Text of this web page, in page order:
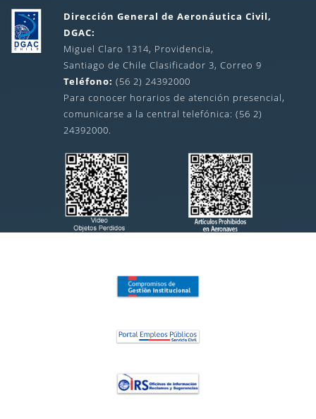
Dirección General de Aeronáutica Civil,
DGAC:
Miguel Claro 1314, Providencia,
Santiago de Chile Clasificador 3, Correo 9
Teléfono: (56 2) 24392000
Para conocer horarios de atención presencial,
comunicarse a la central telefónica: (56 2)
24392000.